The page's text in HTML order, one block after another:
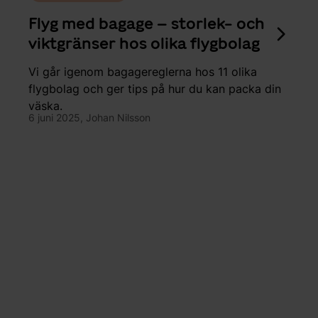
Flyg med bagage – storlek- och
viktgränser hos olika flygbolag
Vi går igenom bagagereglerna hos 11 olika
flygbolag och ger tips på hur du kan packa din
väska.
6 juni 2025, Johan Nilsson